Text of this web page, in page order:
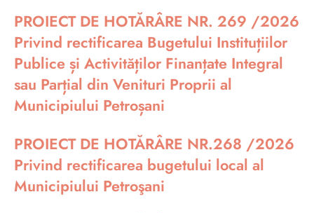
PROIECT DE HOTĂRÂRE NR. 269 /2026
Privind rectificarea Bugetului Instituțiilor
Publice și Activităților Finanțate Integral
sau Parțial din Venituri Proprii al
Municipiului Petroșani
PROIECT DE HOTĂRÂRE NR.268 /2026
Privind rectificarea bugetului local al
Municipiului Petroşani